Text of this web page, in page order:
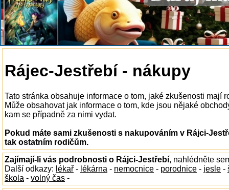
Rájec-Jestřebí - nákupy
Tato stránka obsahuje informace o tom, jaké zkušenosti mají
Může obsahovat jak informace o tom, kde jsou nějaké
kam se případně za nimi vydat.
Pokud máte sami zkušenosti s nakupováním v Rájci-
tak ostatním rodičům.
Zajímají-li vás podrobnosti o Rájci-Jestřebí, nahlédněte
Další odkazy: lékař - lékárna - nemocnice - porodnice - jesle -
škola - volný čas -